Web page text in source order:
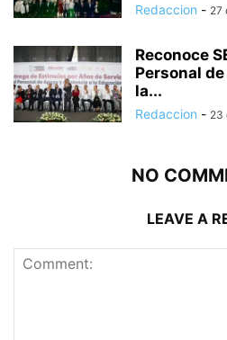
Redaccion - 27
Reconoce
Personal
la...
Redaccion - 23
NO
LEAVE A